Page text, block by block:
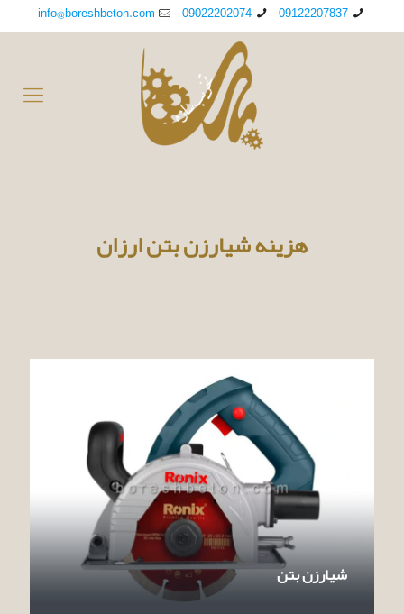
09122207837
09022202074
info@boreshbeton.com
هزینه شیارزن بتن ارزان
شیارزن بتن